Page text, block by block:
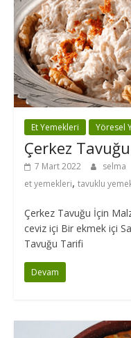
Et Yemekleri Yöresel
Çerkez
7 Mart 2022 selma
et yemekleri, tavuklu
Çerkez Tavuğu İçin
ceviz içi Bir ekmek içi
Tavuğu Tarifi
Devam